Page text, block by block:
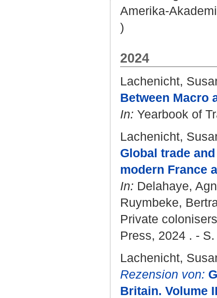
Amerika-
)
2024
Lachenicht,
Between Macro
In: Yearbook of
Lachenicht,
Global trade
modern France
In: Delahaye,
Ruymbeke,
Private
Press, 2024 . -
Lachenicht,
Rezension von:
Britain. Volume